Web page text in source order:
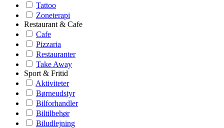
Tattoo
Zoneterapi
Restaurant & Cafe
Cafe
Pizzaria
Restauranter
Take Away
Sport & Fritid
Aktiviteter
Børneudstyr
Bilforhandler
Biltilbehør
Biludlejning